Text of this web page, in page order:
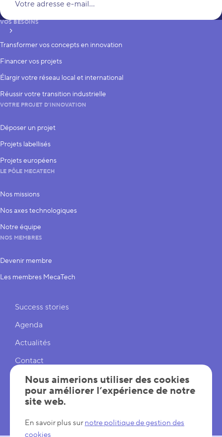
S’inscrire
VOS BESOINS
Transformer vos concepts en innovation
Financer vos projets
Élargir votre réseau local et international
Réussir votre transition industrielle
VOTRE PROJET D’INNOVATION
Déposer un projet
Projets labellisés
Projets européens
LE PÔLE MECATECH
Nos missions
Nos axes technologiques
Notre équipe
NOS MEMBRES
Devenir membre
Les membres MecaTech
Liens rapides
Success stories
Agenda
Actualités
Contact
Cookies
Réglages cookies
Nous aimerions utiliser des cookies
pour améliorer l’expérience de notre
site web.
En savoir plus sur notre politique de gestion des
cookies